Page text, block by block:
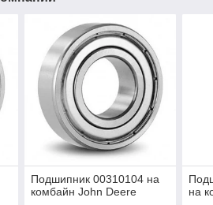
Подшипник 00310104 на
комбайн John Deere
на